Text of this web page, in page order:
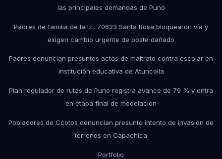
las principales demandas de Puno
Padres de familia de la I.E. 70623 Santa Rosa bloquearon vía y
exigen cambio urgente de poste dañado
Padres denuncian presuntos actos de maltrato contra escolar en
institución educativa de Atuncolla
Plan regulador de rutas de Puno registra avance de 79 % y entra
en etapa final de modelación
Pobladores de Ccotos denuncian presunto intento de invasión de
terrenos en Capachica
Portfolio